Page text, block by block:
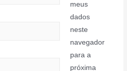
meus
dados
neste
navegador
para a
próxima